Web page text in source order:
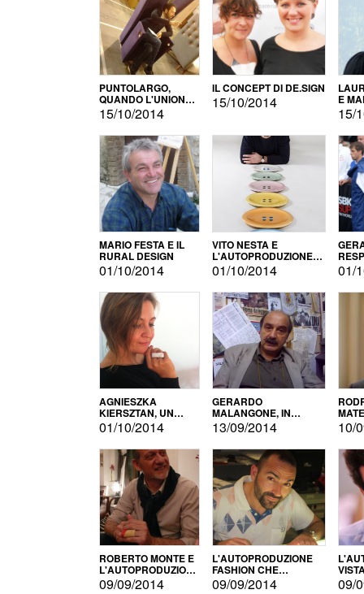
PUNTOLARGO,
QUANDO L'UNIONE
FA LA FORZA E
VINCE
15/10/2014
IL CONCEPT DI DE.SIGN
15/10/2014 E
15/
MARIO FESTA E IL
RURAL DESIGN
01/10/2014
VITO NESTA E
L'AUTOPRODUZIONE
COME RECUPERO DEI
SIMBOLI
01/10/2014 01/
AGNIESZKA
KIERSZTAN, UN
MODELLO DI
AUTOPRODUZIONE
01/10/2014
GERARDO
MALANGONE, IN
GIURIA PER IL
CONCORSO
LETTERARIO
13/09/2014 10/
ROBERTO MONTE E
L'AUTOPRODUZIONE
CON IL CENSIMENTO
09/09/2014
L'AUTOPRODUZIONE
FASHION CHE
CONQUISTA GLI USA
09/09/2014 09/